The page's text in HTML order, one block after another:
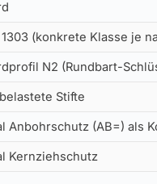
1303 (konkrete Klasse je
N2 (Rundbart-
Stifte
Anbohrschutz (AB=) als
Kernziehschutz